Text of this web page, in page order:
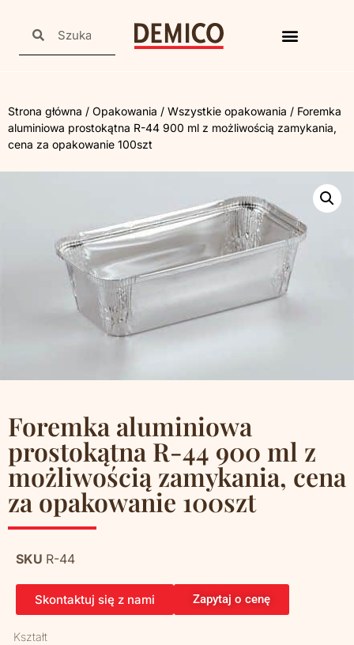
Strona główna / Opakowania / Wszystkie opakowania / Foremka
aluminiowa prostokątna R-44 900 ml z możliwością zamykania,
cena za opakowanie 100szt
Foremka aluminiowa
prostokątna R-44 900 ml z
możliwością zamykania, cena
za opakowanie 100szt
SKU R-44
Skontaktuj się z nami Zapytaj o cenę
Kształt